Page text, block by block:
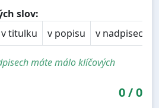
slov:
v titulku v popisu v nadpisech
máte málo klíčových
0/0